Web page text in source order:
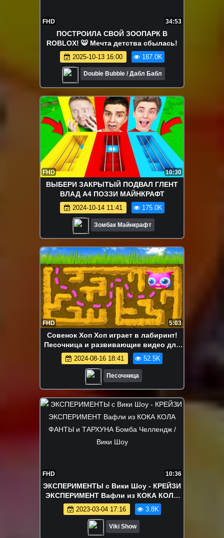
FHD 34:53
ПОСТРОИЛА СВОЙ ЗООПАРК В
ROBLOX! 🐯 Мечта детства сбылась!
2025-10-13 16:00 187.0K
Double Bubble / Дабл Бабл
FHD 10:30
ВЫБЕРИ ЗАКРЫТЫЙ ПОДВАЛ ГЛЕНТ
ВЛАД А4 ПОЗЗИ МАЙНКРАФТ
2024-10-14 11:41 175.0K
Зомбак Майнкрафт
FHD 5:03
Совенок Хоп Хоп играет в лабиринт!
Песочница и развивающие видео для
самых маленьких
2024-08-16 18:41 52.5K
Песочница
FHD 10:36
ЭКСПЕРИМЕНТЫ с Вики Шоу - КРЕЙЗИ
ЭКСПЕРИМЕНТ Вафли из КОКА КОЛА
ФАНТЫ и ТАРХУНА Бомба Челлендж /
Вики Шоу
2023-03-04 17:16 3.8K
Viki Show